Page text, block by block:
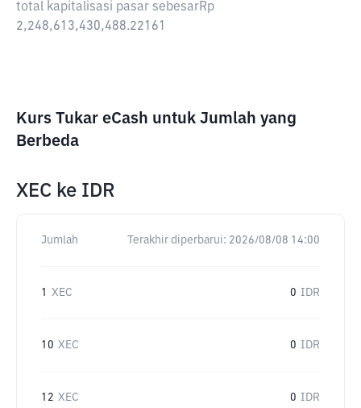
total kapitalisasi pasar sebesarRp
2,248,613,430,488.22161
Kurs Tukar eCash untuk Jumlah yang
Berbeda
XEC ke IDR
Jumlah Terakhir diperbarui: 2026/08/08 14:00
1 XEC 0 IDR
10 XEC 0 IDR
12 XEC 0 IDR